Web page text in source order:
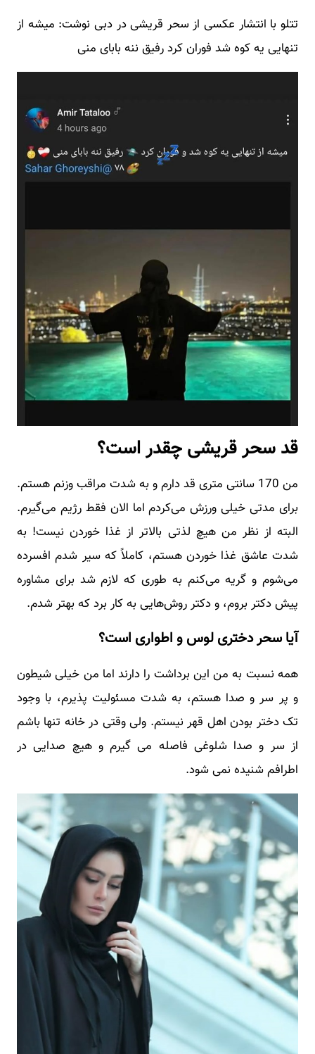
تتلو با انتشار عکسی از سحر قریشی در دبی نوشت: میشه از
تنهایی یه کوه شد فوران کرد رفیق ننه بابای منی
قد سحر قریشی چقدر است؟
من 170 سانتی متری قد دارم و به شدت مراقب وزنم هستم.
برای مدتی خیلی ورزش می‌کردم اما الان فقط رژیم می‌گیرم.
البته از نظر من هیچ لذتی بالاتر از غذا خوردن نیست! به
شدت عاشق غذا خوردن هستم، کاملاً که سیر شدم افسرده
می‌شوم و گریه می‌کنم به طوری که لازم شد برای مشاوره
پیش دکتر بروم، و دکتر روش‌هایی به کار برد که بهتر شدم.
آیا سحر دختری لوس و اطواری است؟
همه نسبت به من این برداشت را دارند اما من خیلی شیطون
و پر سر و صدا هستم، به شدت مسئولیت پذیرم، با وجود
تک دختر بودن اهل قهر نیستم. ولی وقتی در خانه تنها باشم
از سر و صدا شلوغی فاصله می گیرم و هیچ صدایی در
اطرافم شنیده نمی شود.